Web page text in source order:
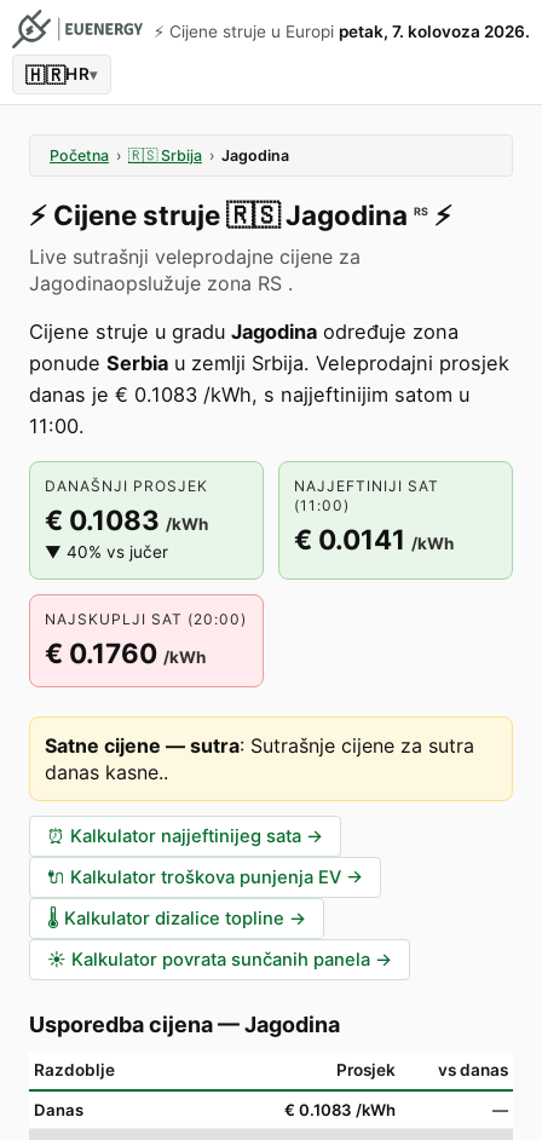
⚡️ Cijene struje u Europi petak, 7. kolovoza 2026.
🇭🇷HR▾
Početna › 🇷🇸 Srbija › Jagodina
⚡️ Cijene struje🇷🇸Jagodina RS ⚡️
Live sutrašnji veleprodajne cijene za
Jagodinaopslužuje zona RS .
Cijene struje u gradu Jagodina određuje zona
ponude Serbia u zemlji Srbija. Veleprodajni prosjek
danas je € 0.1083 /kWh, s najjeftinijim satom u
11:00.
DANAŠNJI PROSJEK
€ 0.1083 /kWh
▼ 40% vs jučer
NAJJEFTINIJI SAT
(11:00)
€ 0.0141 /kWh
NAJSKUPLJI SAT (20:00)
€ 0.1760 /kWh
Satne cijene — sutra: Sutrašnje cijene za sutra
danas kasne..
⏰ Kalkulator najjeftinijeg sata →
🔌 Kalkulator troškova punjenja EV →
🌡️ Kalkulator dizalice topline →
☀️ Kalkulator povrata sunčanih panela →
Usporedba cijena—Jagodina
Razdoblje Prosjek vs danas
Danas € 0.1083 /kWh
—